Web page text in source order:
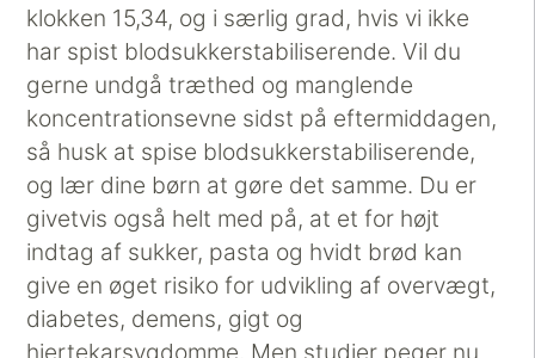
klokken 15,34, og i særlig grad, hvis vi ikke
har spist blodsukkerstabiliserende. Vil du
gerne undgå træthed og manglende
koncentrationsevne sidst på eftermiddagen,
så husk at spise blodsukkerstabiliserende,
og lær dine børn at gøre det samme. Du er
givetvis også helt med på, at et for højt
indtag af sukker, pasta og hvidt brød kan
give en øget risiko for udvikling af overvægt,
diabetes, demens, gigt og
hjertekarsygdomme. Men studier peger nu